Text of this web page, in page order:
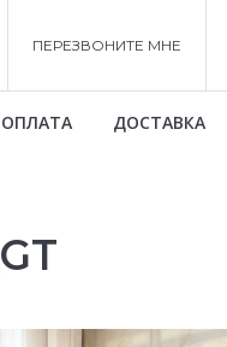
ПЕРЕЗВОНИТЕ МНЕ
ОПЛАТА ДОСТАВКА